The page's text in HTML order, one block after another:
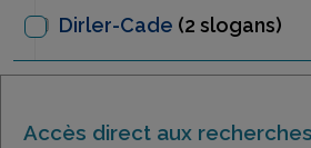
Dirler-Cade (2 slogans)
Accès direct aux recherches